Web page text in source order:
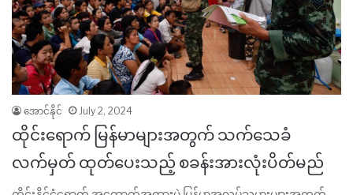
အောင်နိုင် July 2, 2024
ထိုင်းရောက် မြန်မာများအတွက် သက်သေခံ
လက်မှတ် ထုတ်ပေးသည့် စခန်းအားလုံးပိတ်မည်